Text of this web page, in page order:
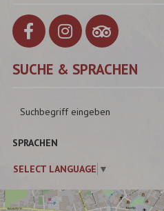
SUCHE & SPRACHEN
SPRACHEN
SELECT LANGUAGE ▼